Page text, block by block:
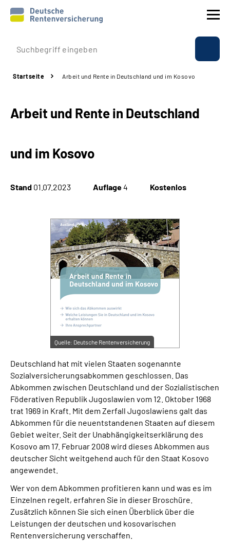
Prävention
Rente
Online-Services
Inhalte in Gebärdensprache (DGS)
Leichte Sprache
Mein Kundenportal
Startseite Arbeit und Rente in Deutschland und im Kosovo
Arbeit und Rente in Deutschland
und im Kosovo
Stand 01.07.2023 Auflage4 Kostenlos
Quelle: Deutsche Rentenversicherung
Deutschland hat mit vielen Staaten sogenannte
Sozialversicherungsabkommen geschlossen. Das
Abkommen zwischen Deutschland und der Sozialistischen
Föderativen Republik Jugoslawien vom 12. Oktober 1968
trat 1969 in Kraft. Mit dem Zerfall Jugoslawiens galt das
Abkommen für die neuentstandenen Staaten auf diesem
Gebiet weiter. Seit der Unabhängigkeitserklärung des
Kosovo am 17. Februar 2008 wird dieses Abkommen aus
deutscher Sicht weitgehend auch für den Staat Kosovo
angewendet.
Wer von dem Abkommen profitieren kann und was es im
Einzelnen regelt, erfahren Sie in dieser Broschüre.
Zusätzlich können Sie sich einen Überblick über die
Leistungen der deutschen und kosovarischen
Rentenversicherung verschaffen.